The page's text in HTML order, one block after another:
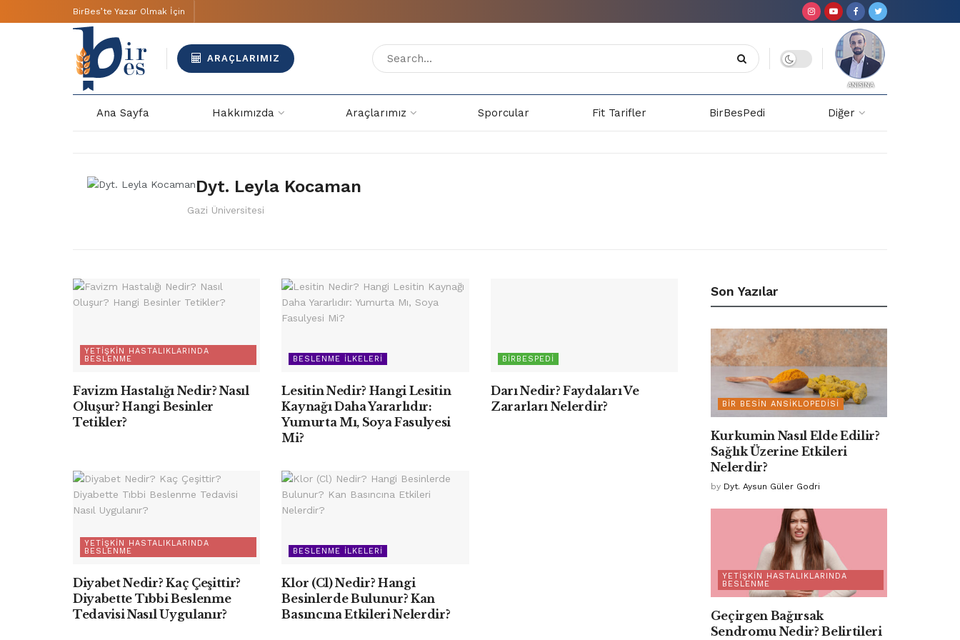
BirBes’te Yazar Olmak İçin
ARAÇLARIMIZ
Ana Sayfa Hakkımızda Araçlarımız Sporcular Fit Tarifler BirBesPedi Diğer
Dyt. Leyla Kocaman
Gazi Üniversitesi
YETIŞKIN HASTALIKLARINDA
BESLENME
Favizm Hastalığı Nedir? Nasıl
Oluşur? Hangi Besinler
Tetikler?
BESLENME İLKELERI
Lesitin Nedir? Hangi Lesitin
Kaynağı Daha Yararlıdır:
Yumurta Mı, Soya Fasulyesi
Mi?
BIRBESPEDI
Darı Nedir? Faydaları Ve
Zararları Nelerdir?
YETIŞKIN HASTALIKLARINDA
BESLENME
Diyabet Nedir? Kaç Çeşittir?
Diyabette Tıbbi Beslenme
Tedavisi Nasıl Uygulanır?
BESLENME İLKELERI
Klor (Cl) Nedir? Hangi
Besinlerde Bulunur? Kan
Basıncına Etkileri Nelerdir?
Son Yazılar
BIR BESIN ANSIKLOPEDISI
Kurkumin Nasıl Elde Edilir?
Sağlık Üzerine Etkileri
Nelerdir?
by Dyt. Aysun Güler Godri
YETIŞKIN HASTALIKLARINDA
BESLENME
Geçirgen Bağırsak
Sendromu Nedir? Belirtileri